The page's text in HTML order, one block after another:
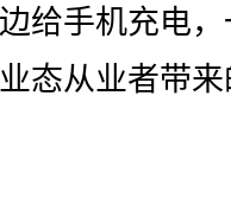
给手机充电
态从业者带